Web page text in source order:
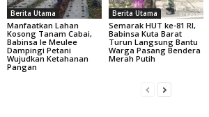
Berita Utama
Manfaatkan Lahan
Kosong Tanam Cabai,
Babinsa Ie Meulee
Dampingi Petani
Wujudkan Ketahanan
Pangan
Berita Utama
Semarak HUT ke-81 RI,
Babinsa Kuta Barat
Turun Langsung Bantu
Warga Pasang Bendera
Merah Putih